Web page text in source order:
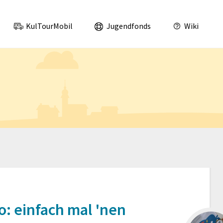
los im Landkreis Leipzig und Nordsachsen!
KulTourMobil Jugendfonds Wiki
einfach mal 'nen